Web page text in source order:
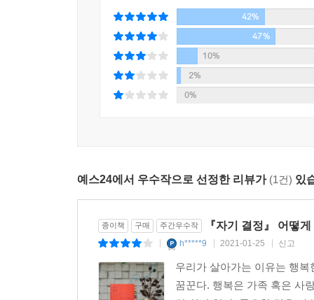
‘파스칼 메르시어’라는 필명으로 여러 소설을 써
사람은 자신이 어떤 사람이 아닌지조차 알지
스스로를 정확히 인식할 수 있음을 이야기한다.
아닌지, 그리고 비로소 어떤 사람인지 알 수 있
것일까요?
문학작품을 읽으면 사고의 측면에서 가능성의
것이지요. 문학작품을 읽기 전에는 미처 생각하
상상해볼 수 있게 되었고 더 많은 직업과 사회
무엇인지, 실패하면 어떻게 해서 실패하는 것인
깊어가는 것은 자기 결정을 추구하고, 자신에게
42%
47%
10%
2%
0%
예스24에서 우수작으로 선정한 리뷰가 (1건) 있
종이책 구매 주간우수작 『자기 결정』 어떻
h*****9 2021-01-25 신고
우리가 살아가는 이유는 행
꿈꾼다. 행복은 가족 혹은 사